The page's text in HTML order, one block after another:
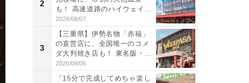
2
も！ 高速道路のハイウェイオ
ア...
2026/08/07
3
【三重県】伊勢名物「赤福」
の直営店に、全国唯一のコメ
ダ大判焼き店も！ 東名阪・
伊...
2026/08/06
「15分で完成してめちゃ楽し